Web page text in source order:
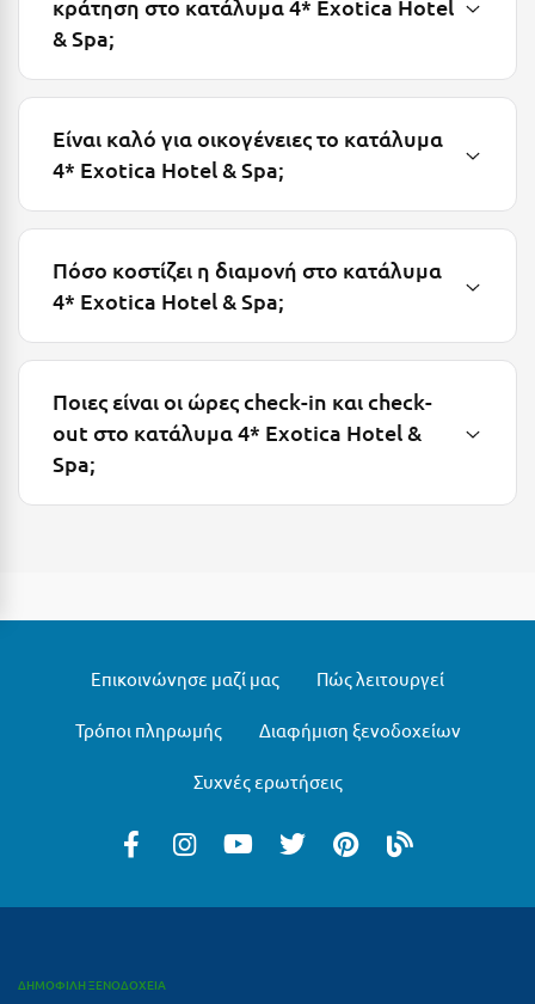
Μυστράς
Νέα Στύρα Εύβοιας
Νέοι Πόροι Πιερίας
Ορεινή Αρκαδία
Ορεινή Ναυπακτία
Παραλία Λιτοχώρου
κράτηση στο κατάλυμα 4* Exotica Hotel
& Spa;
Είναι καλό για οικογένειες το κατάλυμα
4* Exotica Hotel & Spa;
Πόσο κοστίζει η διαμονή στο κατάλυμα
4* Exotica Hotel & Spa;
Ποιες είναι οι ώρες check-in και check-
out στο κατάλυμα 4* Exotica Hotel &
Spa;
Επικοινώνησε μαζί μας Πώς λειτουργεί
Τρόποι πληρωμής Διαφήμιση ξενοδοχείων
Συχνές ερωτήσεις
ΔΗΜΟΦΙΛΗ ΞΕΝΟΔΟΧΕΙΑ